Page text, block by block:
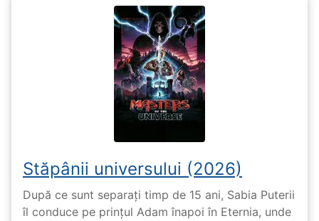
Stăpânii universului (2026)
După ce sunt separați timp de 15 ani, Sabia Puterii
îl conduce pe prințul Adam înapoi în Eternia, unde